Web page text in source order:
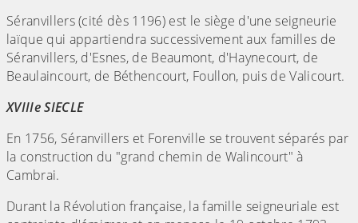
Séranvillers (cité dès 1196) est le siège d'une seigneurie
laïque qui appartiendra successivement aux familles de
Séranvillers, d'Esnes, de Beaumont, d'Haynecourt, de
Beaulaincourt, de Béthencourt, Foullon, puis de Valicourt.
XVIIIe SIECLE
En 1756, Séranvillers et Forenville se trouvent séparés par
la construction du "grand chemin de Walincourt" à
Cambrai.
Durant la Révolution française, la famille seigneuriale est